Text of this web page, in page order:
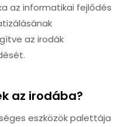
az informatikai fejlődés
az irodák
az irodába?
eszközök palettája